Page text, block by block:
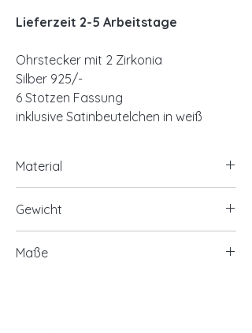
Lieferzeit 2-5 Arbeitstage
Ohrstecker mit 2 Zirkonia
Silber 925/-
6 Stotzen Fassung
inklusive Satinbeutelchen in weiß
Material
optional 925/- Silber, vergoldet
2 Zirkonia
Gewicht
Maße